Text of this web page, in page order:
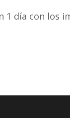
1 día con los